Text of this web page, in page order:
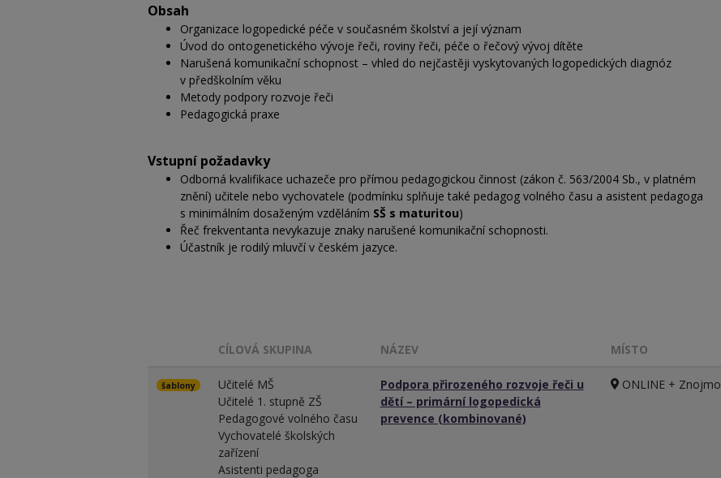
Obsah
Organizace logopedické péče v současném školství a její význam
Úvod do ontogenetického vývoje řeči, roviny řeči, péče o řečový vývoj dítěte
Narušená komunikační schopnost – vhled do nejčastěji vyskytovaných logopedických diagnóz
v předškolním věku
Metody podpory rozvoje řeči
Pedagogická praxe
Vstupní požadavky
Odborná kvalifikace uchazeče pro přímou pedagogickou činnost (zákon č. 563/2004 Sb., v platném
znění) učitele nebo vychovatele (podmínku splňuje také pedagog volného času a asistent pedagoga
s minimálním dosaženým vzděláním SŠ s maturitou)
Řeč frekventanta nevykazuje znaky narušené komunikační schopnosti.
Účastník je rodilý mluvčí v českém jazyce.
CÍLOVÁ SKUPINA NÁZEV MÍSTO
šablony
Učitelé MŠ
Učitelé 1. stupně ZŠ
Pedagogové volného času
Vychovatelé školských
zařízení
Asistenti pedagoga
Podpora přirozeného rozvoje řeči u
dětí – primární logopedická
prevence (kombinované)
ONLINE + Znojmo